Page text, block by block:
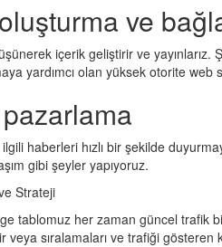
oluşturma ve
içerik geliştirir ve
yardımcı olan yüksek otorite web
haberleri hızlı bir şekilde
gibi şeyler yapıyoruz.
Strateji
tablomuz her zaman güncel trafik
veya sıralamaları ve trafiği